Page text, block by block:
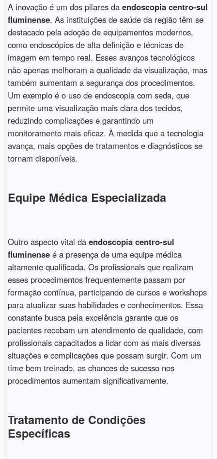
A inovação é um dos pilares da endoscopia centro-sul
fluminense. As instituições de saúde da região têm se
destacado pela adoção de equipamentos modernos,
como endoscópios de alta definição e técnicas de
imagem em tempo real. Esses avanços tecnológicos
não apenas melhoram a qualidade da visualização, mas
também aumentam a segurança dos procedimentos.
Um exemplo é o uso de endoscopia com seda, que
permite uma visualização mais clara dos tecidos,
reduzindo complicações e garantindo um
monitoramento mais eficaz. À medida que a tecnologia
avança, mais opções de tratamentos e diagnósticos se
tornam disponíveis.
Equipe Médica Especializada
Outro aspecto vital da endoscopia centro-sul
fluminenseé a presença de uma equipe médica
altamente qualificada. Os profissionais que realizam
esses procedimentos frequentemente passam por
formação contínua, participando de cursos e workshops
para atualizar suas habilidades e conhecimentos. Essa
constante busca pela excelência garante que os
pacientes recebam um atendimento de qualidade, com
profissionais capacitados a lidar com as mais diversas
situações e complicações que possam surgir. Com um
time bem treinado, as chances de sucesso nos
procedimentos aumentam significativamente.
Tratamento de Condições
Específicas